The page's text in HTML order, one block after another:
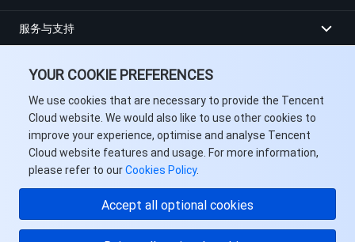
YOUR COOKIE PREFERENCES
We use cookies that are necessary to provide the Tencent
Cloud website. We would also like to use other cookies to
improve your experience, optimise and analyse Tencent
Cloud website features and usage. For more information,
please refer to ourCookies Policy.
Accept all optional cookies
服务与支持
用户中心
Facebook
Twitter